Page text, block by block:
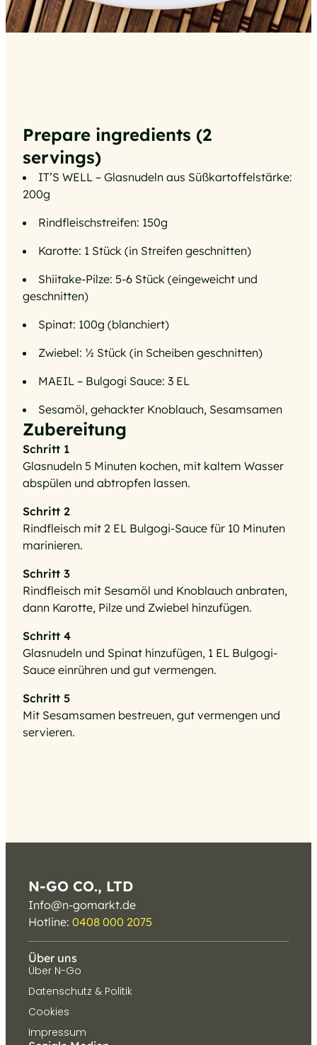
Prepare ingredients (2
servings)
IT’S WELL – Glasnudeln aus Süßkartoffelstärke:
200g
Rindfleischstreifen: 150g
Karotte: 1 Stück (in Streifen geschnitten)
Shiitake-Pilze: 5-6 Stück (eingeweicht und
geschnitten)
Spinat: 100g (blanchiert)
Zwiebel: ½ Stück (in Scheiben geschnitten)
MAEIL – Bulgogi Sauce: 3 EL
Sesamöl, gehackter Knoblauch, Sesamsamen
Zubereitung
Schritt 1
Glasnudeln 5 Minuten kochen, mit kaltem Wasser
abspülen und abtropfen lassen.
Schritt 2
Rindfleisch mit 2 EL Bulgogi-Sauce für 10 Minuten
marinieren.
Schritt 3
Rindfleisch mit Sesamöl und Knoblauch anbraten,
dann Karotte, Pilze und Zwiebel hinzufügen.
Schritt 4
Glasnudeln und Spinat hinzufügen, 1 EL Bulgogi-
Sauce einrühren und gut vermengen.
Schritt 5
Mit Sesamsamen bestreuen, gut vermengen und
servieren.
N-GO CO., LTD
Info@n-gomarkt.de
Hotline: 0408 000 2075
Über uns
Über N-Go
Datenschutz & Politik
Cookies
Impressum